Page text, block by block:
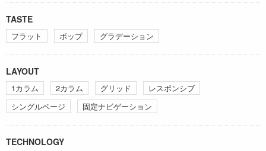
TASTE
フラット ポップ グラデーション
LAYOUT
1カラム 2カラム グリッド
レスポンシブ
シングルページ
固定ナビゲーション
TECHNOLOGY